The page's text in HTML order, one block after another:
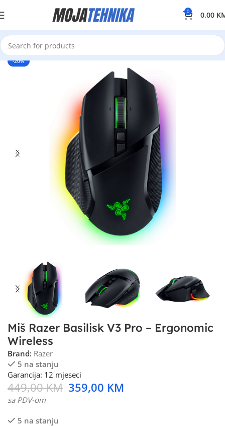
0 0,00
-20%
Miš Razer Basilisk V3 Pro – Ergonomic
Wireless
Brand: Razer
5 na stanju
Garancija: 12 mjeseci
449,00KM 359,00 KM
sa PDV-om
5 na stanju